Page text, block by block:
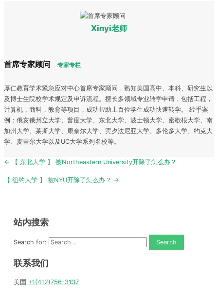
Xinyi老师
首席专家顾问 专家专栏
厚仁教育学术紧急应对中心首席专家顾问，熟知美国高中、本科、研究生以
及博士生院校学术规定及申诉流程。擅长多领域专业转学申请，包括工程，
计算机，商科，教育等项目，成功帮助上百位学生成功快速转学。 经手案
例：俄亥俄州立大学、普度大学、东北大学、波士顿大学、密歇根大学、南
加州大学、莱斯大学、康奈尔大学、宾夕法尼亚大学、多伦多大学、约克大
学、麦吉尔大学以及UC大学系列名校等。
Post
← 【 东北大学 】 被Northeastern University开除了怎么办？
【 纽约大学 】 被NYU开除了怎么办？ →
站内搜索
Search for:
联系我们
美国 +1(412)756-3137